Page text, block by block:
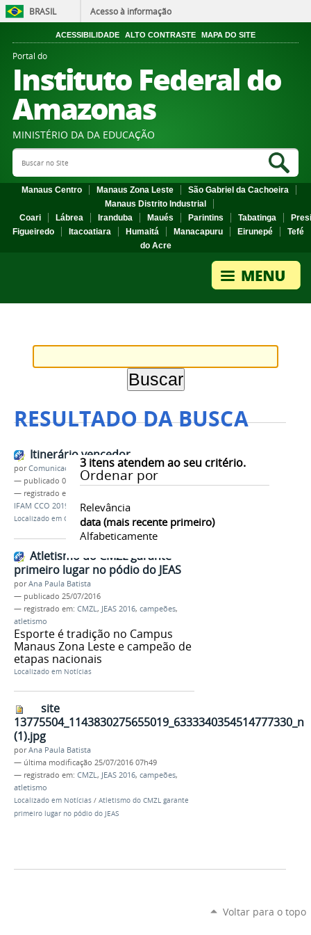
BRASIL Acesso à informação
ACESSIBILIDADE ALTO CONTRASTE MAPA DO SITE
Portal do
Instituto Federal do
Amazonas
MINISTÉRIO DA DA EDUCAÇÃO
Search Site
Manaus Centro Manaus Zona Leste
São Gabriel da Cachoeira
Manaus Distrito Industrial
Coari
Lábrea Iranduba Maués Parintins Tabatinga
Figueiredo
Itacoatiara Humaitá Manacapuru Eirunepé
Tefé
do Acre
RESULTADO DA BUSCA
3itens atendem ao seu critério.
Ordenar por
Relevância
data (mais recente primeiro)
Alfabeticamente
Itinerário vencedor
porComunicação COARI
— publicado 05/06/2019
— registrado em:
IFAM CCO 2019
Localizado em CAMPUS /Coari /Notícias
Atletismo do CMZL garante
primeiro lugar no pódio do JEAS
porAna Paula Batista
— publicado 25/07/2016
— registrado em: CMZL , JEAS 2016, campeões,
atletismo
Esporte é tradição no Campus
Manaus Zona Leste e campeão de
etapas nacionais
Localizado em Notícias
site
13775504_1143830275655019_6333340354514777330_n
(1).jpg
porAna Paula Batista
— última modificação 25/07/2016 07h49
— registrado em: CMZL, JEAS 2016, campeões,
atletismo
Localizado em Notícias / Atletismo do CMZL garante
primeiro lugar no pódio do JEAS
Voltar para o topo